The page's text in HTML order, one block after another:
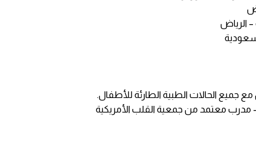
الرياض
الحالات الطبية الطارئة للأطفال.
مدرب معتمد من جمعية القلب الأمريكية